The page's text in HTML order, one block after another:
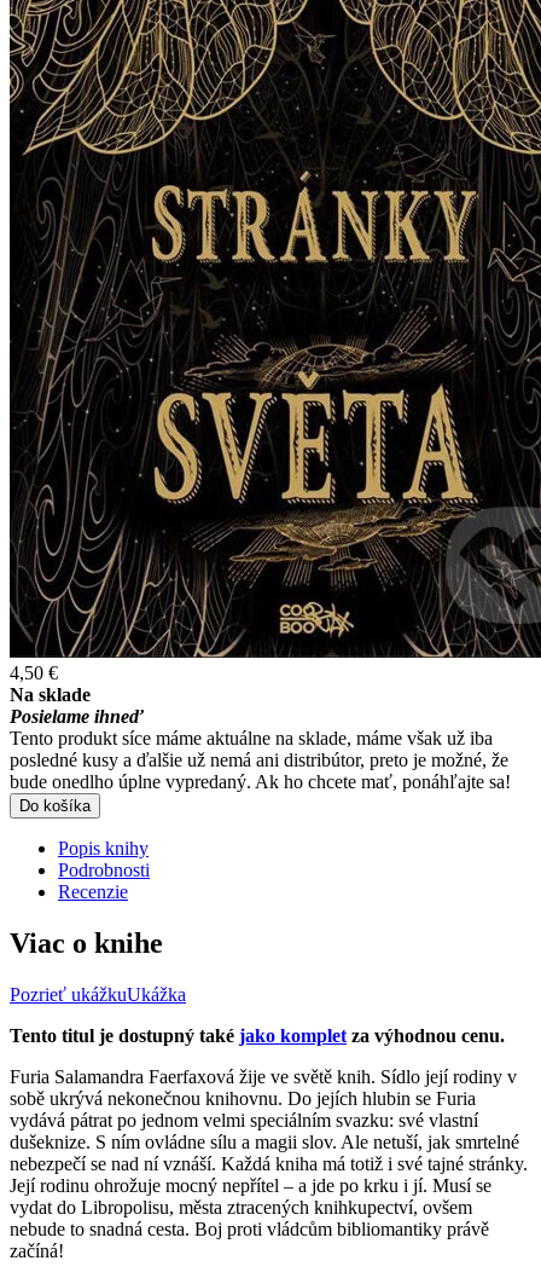
4,50 €
Na sklade
Posielame ihneď
Tento produkt síce máme aktuálne na sklade, máme však už iba
posledné kusy a ďalšie už nemá ani distribútor, preto je možné, že
bude onedlho úplne vypredaný. Ak ho chcete mať, ponáhľajte sa!
Do košíka
Popis knihy
Podrobnosti
Recenzie
Viac o knihe
Pozrieť ukážkuUkážka
Tento titul je dostupný také jako komplet za výhodnou cenu.
Furia Salamandra Faerfaxová žije ve světě knih. Sídlo její rodiny v
sobě ukrývá nekonečnou knihovnu. Do jejích hlubin se Furia
vydává pátrat po jednom velmi speciálním svazku: své vlastní
dušeknize. S ním ovládne sílu a magii slov. Ale netuší, jak smrtelné
nebezpečí se nad ní vznáší. Každá kniha má totiž i své tajné stránky.
Její rodinu ohrožuje mocný nepřítel – a jde po krku i jí. Musí se
vydat do Libropolisu, města ztracených knihkupectví, ovšem
nebude to snadná cesta. Boj proti vládcům bibliomantiky právě
začíná!